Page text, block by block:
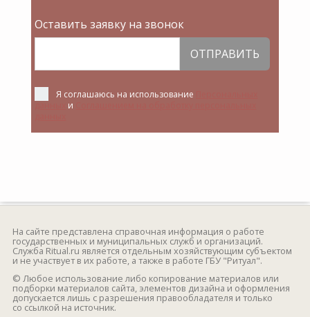
Оставить заявку на звонок
ОТПРАВИТЬ
Я соглашаюсь на использование
и
На сайте представлена справочная информация о работе
государственных и муниципальных служб и организаций.
Служба Ritual.ru является отдельным хозяйствующим субъектом
и не участвует в их работе, а также в работе ГБУ "Ритуал".
© Любое использование либо копирование материалов или
подборки материалов сайта, элементов дизайна и оформления
допускается лишь с разрешения правообладателя и только
со ссылкой на источник.